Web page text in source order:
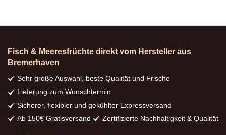
Fisch & Meeresfrüchte direkt vom Hersteller aus
Bremerhaven
Sehr große Auswahl, beste Qualität und Frische
Lieferung zum Wunschtermin
Sicherer, flexibler und gekühlter Expressversand
Ab 150€ Gratisversand
Zertifizierte Nachhaltigkeit & Qualität